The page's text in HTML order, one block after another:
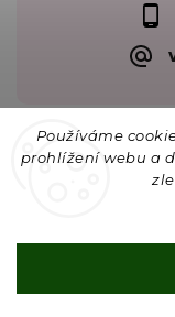
Používáme
prohlížení webu a